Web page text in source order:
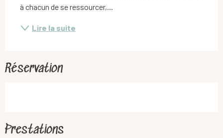
à chacun de se ressourcer,...
Lire la suite
Réservation
Prestations